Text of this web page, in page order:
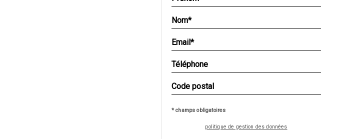
* champs obligatoires
politique de gestion des données